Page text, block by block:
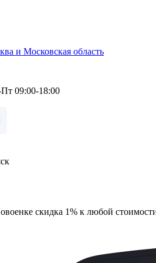
и Московская область
09:00-18:00
скидка 1% к любой